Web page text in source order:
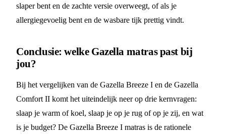
slaper bent en de zachte versie overweegt, of als je
allergiegevoelig bent en de wasbare tijk prettig vindt.
Conclusie: welke Gazella matras past bij
jou?
Bij het vergelijken van de Gazella Breeze I en de Gazella
Comfort II komt het uiteindelijk neer op drie kernvragen:
slaap je warm of koel, slaap je op je rug of op je zij, en wat
is je budget? De Gazella Breeze I matras is de rationele